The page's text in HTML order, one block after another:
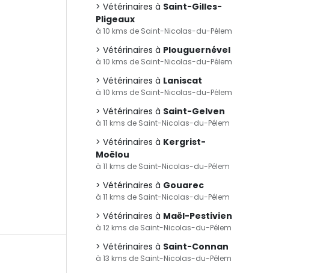
Vétérinaires à Saint-Gilles-
Pligeaux
à 10 kms de Saint-Nicolas-du-Pélem
Vétérinaires à Plouguernével
à 10 kms de Saint-Nicolas-du-Pélem
Vétérinaires à Laniscat
à 10 kms de Saint-Nicolas-du-Pélem
Vétérinaires à Saint-Gelven
à 11 kms de Saint-Nicolas-du-Pélem
Vétérinaires à Kergrist-
Moëlou
à 11 kms de Saint-Nicolas-du-Pélem
Vétérinaires à Gouarec
à 11 kms de Saint-Nicolas-du-Pélem
Vétérinaires à Maël-Pestivien
à 12 kms de Saint-Nicolas-du-Pélem
Vétérinaires à Saint-Connan
à 13 kms de Saint-Nicolas-du-Pélem